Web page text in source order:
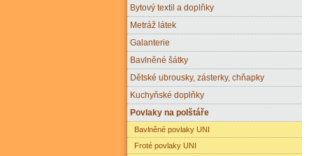
Bytový textil a doplňky
Metráž látek
Galanterie
Bavlněné šátky
Dětské ubrousky, zásterky, chňapky
Kuchyňské doplňky
Povlaky na polštáře
Bavlněné povlaky UNI
Froté povlaky UNI